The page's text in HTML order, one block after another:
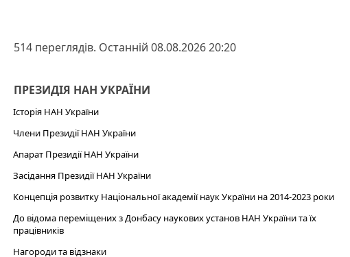
514 переглядів. Останній 08.08.2026 20:20
ПРЕЗИДІЯ НАН УКРАЇНИ
Історія НАН України
Члени Президії НАН України
Апарат Президії НАН України
Засідання Президії НАН України
Концепція розвитку Національної академії наук України на 2014-2023 роки
До відома переміщених з Донбасу наукових установ НАН України та їх
працівників
Нагороди та відзнаки